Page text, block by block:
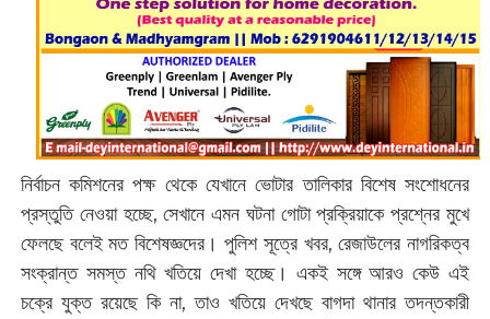
নির্বাচন কমিশনের পক্ষ থেকে যেখানে ভোটার তালিকার বিশেষ সংশোধনের
প্রস্তুতি নেওয়া হচ্ছে, সেখানে এমন ঘটনা গোটা প্রক্রিয়াকে প্রশ্নের মুখে
ফেলছে বলেই মত বিশেষজ্ঞদের। পুলিশ সূত্রে খবর, রেজাউলের নাগরিকত্ব
সংক্রান্ত সমস্ত নথি খতিয়ে দেখা হচ্ছে। একই সঙ্গে আরও কেউ এই
চক্রে যুক্ত রয়েছে কি না, তাও খতিয়ে দেখছে বাগদা থানার তদন্তকারী